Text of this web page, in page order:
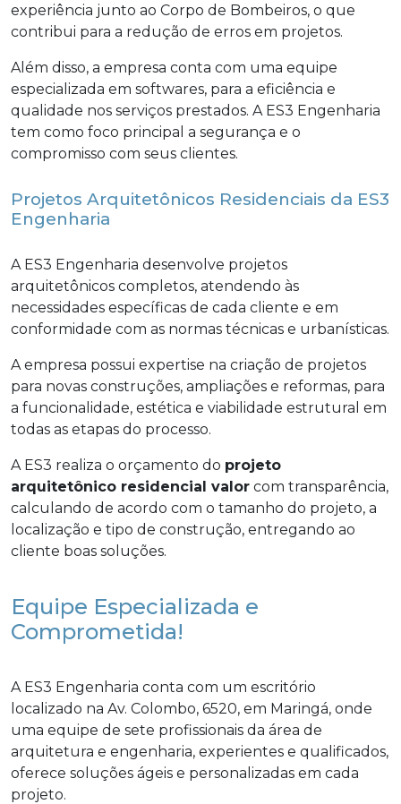
experiência junto ao Corpo de Bombeiros, o que
contribui para a redução de erros em projetos.
Além disso, a empresa conta com uma equipe
especializada em softwares, para a eficiência e
qualidade nos serviços prestados. A ES3 Engenharia
tem como foco principal a segurança e o
compromisso com seus clientes.
Projetos Arquitetônicos Residenciais da ES3
Engenharia
A ES3 Engenharia desenvolve projetos
arquitetônicos completos, atendendo às
necessidades específicas de cada cliente e em
conformidade com as normas técnicas e urbanísticas.
A empresa possui expertise na criação de projetos
para novas construções, ampliações e reformas, para
a funcionalidade, estética e viabilidade estrutural em
todas as etapas do processo.
A ES3 realiza o orçamento do projeto
arquitetônico residencial valor com transparência,
calculando de acordo com o tamanho do projeto, a
localização e tipo de construção, entregando ao
cliente boas soluções.
Equipe Especializada e
Comprometida!
A ES3 Engenharia conta com um escritório
localizado na Av. Colombo, 6520, em Maringá, onde
uma equipe de sete profissionais da área de
arquitetura e engenharia, experientes e qualificados,
oferece soluções ágeis e personalizadas em cada
projeto.